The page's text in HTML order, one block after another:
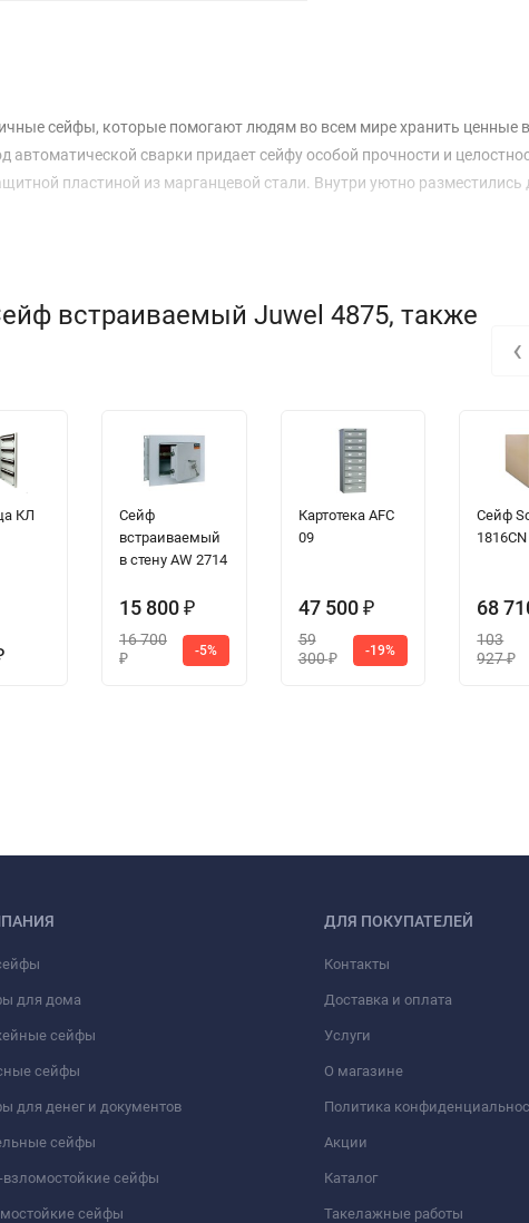
сейфы, которые помогают людям во всем мире хранить ценные
сварки придает сейфу особой прочности и
пластиной из марганцевой стали. Внутри уютно разместились
встраиваемый Juwel 4875, также
КЛ
Сейф
встраиваемый
в стену AW 2714
15 800 ₽
16 700
₽
-5%
Картотека AFC
09
47 500 ₽
59
300₽
-19%
Сейф
1816CN
68
103
927₽
‹
для дома
сейфы
сейфы
для денег и документов
сейфы
взломостойкие сейфы
сейфы
ДЛЯ ПОКУПАТЕЛЕЙ
Контакты
Доставка и оплата
Услуги
О магазине
Политика
Акции
Каталог
Такелажные работы